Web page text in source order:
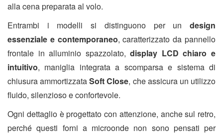
alla cena preparata al volo.
Entrambi i modelli si distinguono per un design
essenziale e contemporaneo, caratterizzato da pannello
frontale in alluminio spazzolato,display LCD chiaro e
intuitivo, maniglia integrata a scomparsa e sistema di
chiusura ammortizzataSoft Close, che assicura un utilizzo
fluido, silenzioso e confortevole.
Ogni dettaglio è progettato con attenzione, anche sul retro,
perché questi forni a microonde non sono pensati per